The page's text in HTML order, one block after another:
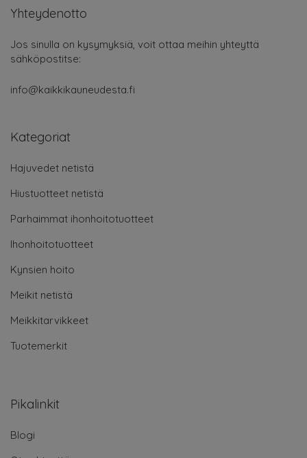
Yhteydenotto
Jos sinulla on kysymyksiä, voit ottaa meihin yhteyttä
sähköpostitse:
info@kaikkikauneudesta.fi
Kategoriat
Hajuvedet netistä
Hiustuotteet netistä
Parhaimmat ihonhoitotuotteet
Ihonhoitotuotteet
Kynsien hoito
Meikit netistä
Meikkitarvikkeet
Tuotemerkit
Pikalinkit
Blogi